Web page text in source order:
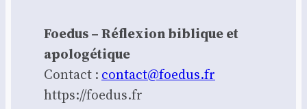
Foedus – Réflexion biblique et
apologétique
Contact : contact@foedus.fr
https://foedus.fr⁠